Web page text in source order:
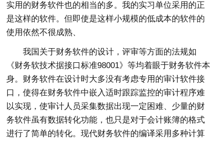
实用的财务软件也的相当的多。我的实习单位采用的正
是这样的软件。但即使是这样小规模的低成本的软件的
使用依然不很成熟、
我国关于财务软件的设计，评审等方面的法规如
《财务软技术据接口标准98001》等均着眼于财务软件本
身。财务软件在设计时大多没有考虑专用的审计软件接
口，使得在财务软件中嵌入适时跟踪监控的审计程序难
以实现，使审计人员采集数据出现一定困难、少量的财
务软件虽有数据转化功能，也只是对于会计账簿的格式
进行了简单的转化。现代财务软件的编译采用多种计算